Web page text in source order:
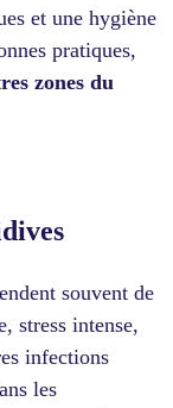
et une hygiène
pratiques,
zones du
souvent de
stress intense,
infections
les